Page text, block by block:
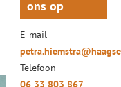
ons op
E-mail
Telefoon
06 33 803 867